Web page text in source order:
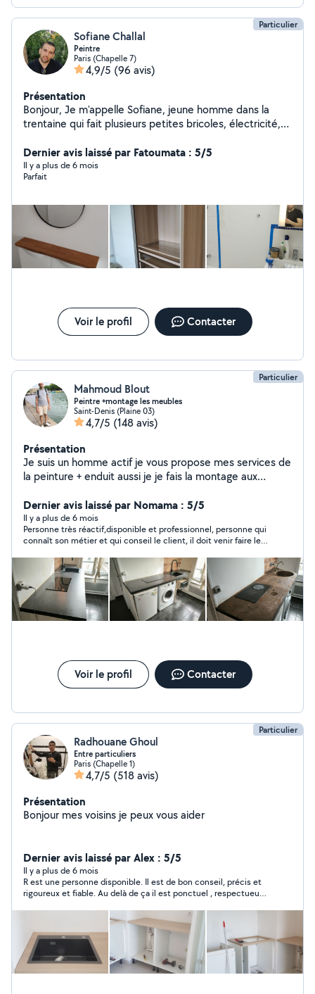
Particulier
Sofiane Challal
Peintre
Paris (Chapelle 7)
4,9/5 (96 avis)
Présentation
Bonjour, Je m'appelle Sofiane, jeune homme dans la
trentaine qui fait plusieurs petites bricoles, électricité,
certains jours de la semaine, à confirmer avec vous
selon vos besoins et votre emplacement (je me
Déplace dans toute l'île de France)
Dernier avis laissé par Fatoumata : 5/5
Il y a plus de 6 mois
Parfait
Voir le profil Contacter
Particulier
Mahmoud Blout
Peintre +montage les meubles
Saint-Denis (Plaine 03)
4,7/5 (148 avis)
Présentation
Je suis un homme actif je vous propose mes services de
la peinture + enduit aussi je je fais la montage aux
pour lui poser le carrelage et aussi parquet. N'hésitez
pas à me contacter.
Dernier avis laissé par Nomama : 5/5
Il y a plus de 6 mois
Personne très réactif,disponible et professionnel, personne qui
connaît son métier et qui conseil le client, il doit venir faire les
son travail.
Voir le profil Contacter
Particulier
Radhouane Ghoul
Entre particuliers
Paris (Chapelle 1)
4,7/5 (518 avis)
Présentation
Bonjour mes voisins je peux vous aider
Dernier avis laissé par Alex : 5/5
Il y a plus de 6 mois
R est une personne disponible. Il est de bon conseil, précis et
rigoureux et fiable. Au delà de ça il est ponctuel , respectueux !
compétences sont parfaites. Merci à toi R